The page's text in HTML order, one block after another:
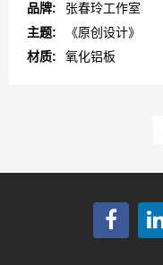
品牌:
张春玲工作室
主题:
《原创设计》
材质:
氧化铝板